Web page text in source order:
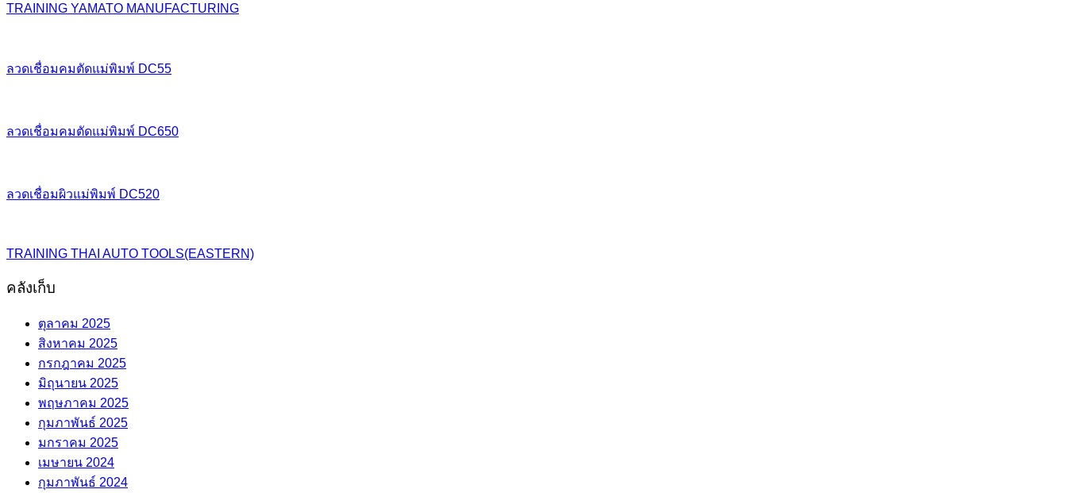
TRAINING YAMATO MANUFACTURING
ลวดเชื่อมคมตัดแม่พิมพ์ DC55
ลวดเชื่อมคมตัดแม่พิมพ์ DC650
ลวดเชื่อมผิวแม่พิมพ์ DC520
TRAINING THAI AUTO TOOLS(EASTERN)
คลังเก็บ
ตุลาคม 2025
สิงหาคม 2025
กรกฎาคม 2025
มิถุนายน 2025
พฤษภาคม 2025
กุมภาพันธ์ 2025
มกราคม 2025
เมษายน 2024
กุมภาพันธ์ 2024